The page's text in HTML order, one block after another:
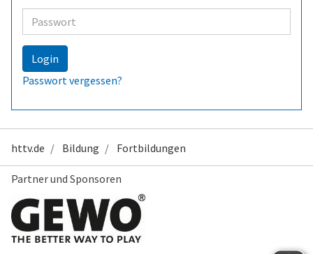
Passwort
Login
Passwort vergessen?
httv.de Bildung Fortbildungen
Partner und Sponsoren